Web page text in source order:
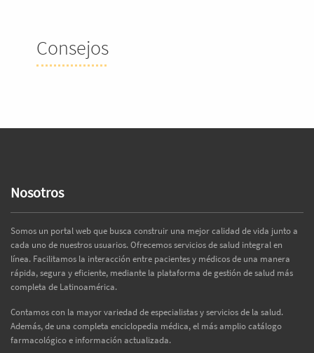
Consejos
Nosotros
Somos un portal web que busca construir una mejor calidad de vida junto a
cada uno de nuestros usuarios. Ofrecemos servicios de salud integral en
línea. Facilitamos la interacción entre pacientes y médicos de una manera
rápida, segura y eficiente, mediante la plataforma de gestión de salud más
completa de Latinoamérica.
Contamos con la mayor variedad de especialistas y servicios de la salud.
Además, de una completa enciclopedia médica, el más amplio catálogo
farmacológico e información actualizada.